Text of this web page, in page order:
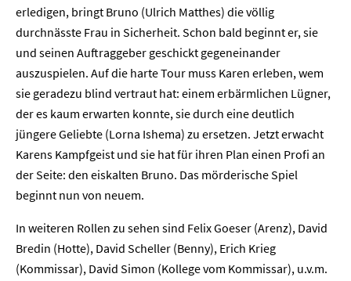
erledigen, bringt Bruno (Ulrich Matthes) die völlig
durchnässte Frau in Sicherheit. Schon bald beginnt er, sie
und seinen Auftraggeber geschickt gegeneinander
auszuspielen. Auf die harte Tour muss Karen erleben, wem
sie geradezu blind vertraut hat: einem erbärmlichen Lügner,
der es kaum erwarten konnte, sie durch eine deutlich
jüngere Geliebte (Lorna Ishema) zu ersetzen. Jetzt erwacht
Karens Kampfgeist und sie hat für ihren Plan einen Profi an
der Seite: den eiskalten Bruno. Das mörderische Spiel
beginnt nun von neuem.
In weiteren Rollen zu sehen sind Felix Goeser (Arenz), David
Bredin (Hotte), David Scheller (Benny), Erich Krieg
(Kommissar), David Simon (Kollege vom Kommissar), u.v.m.